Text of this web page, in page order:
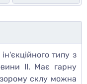
типу з
ІІ. Має гарну
склу можна